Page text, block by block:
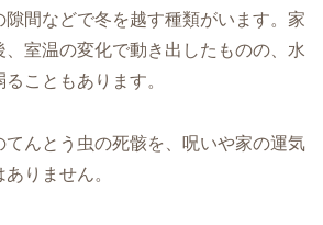
隙間などで冬を越す種類がいます。家
室温の変化で動き出したものの、水
こともあります。
てんとう虫の死骸を、呪いや家の運気
りません。